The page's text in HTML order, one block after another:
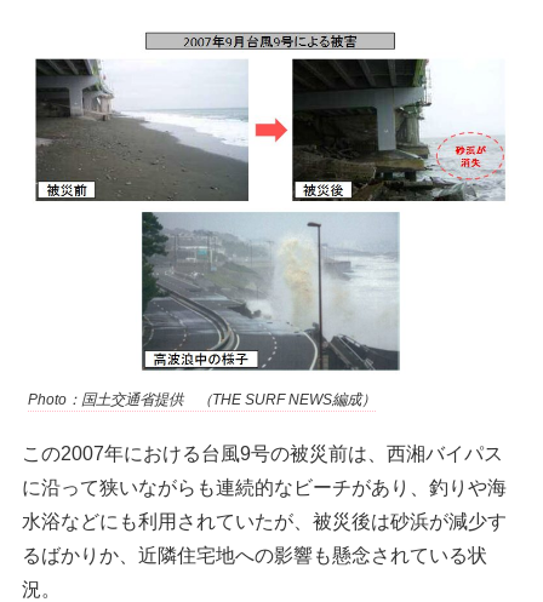
Photo：国土交通省提供 （THE SURF NEWS編成）
この2007年における台風9号の被災前は、西湘バイパス
に沿って狭いながらも連続的なビーチがあり、釣りや海
水浴などにも利用されていたが、被災後は砂浜が減少す
るばかりか、近隣住宅地への影響も懸念されている状
況。